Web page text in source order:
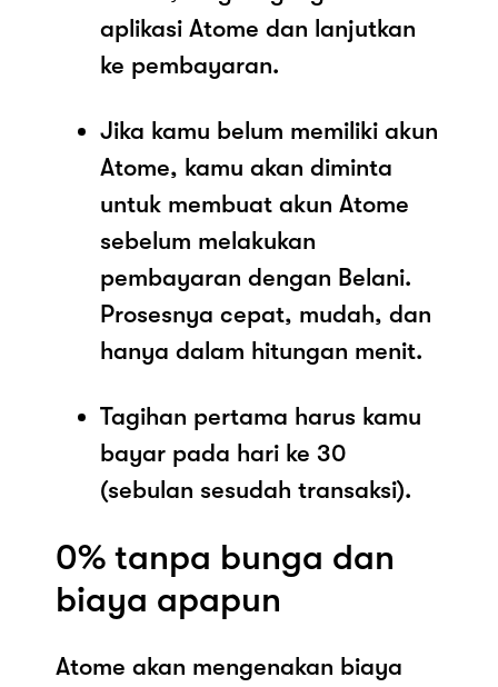
aplikasi Atome dan lanjutkan
ke pembayaran.
Jika kamu belum memiliki akun
Atome, kamu akan diminta
untuk membuat akun Atome
sebelum melakukan
pembayaran dengan Belani.
Prosesnya cepat, mudah, dan
hanya dalam hitungan menit.
Tagihan pertama harus kamu
bayar pada hari ke 30
(sebulan sesudah transaksi).
0% tanpa bunga dan
biaya apapun
Atome akan mengenakan biaya